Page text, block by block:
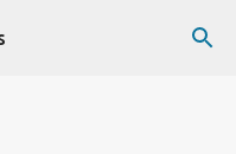
principal